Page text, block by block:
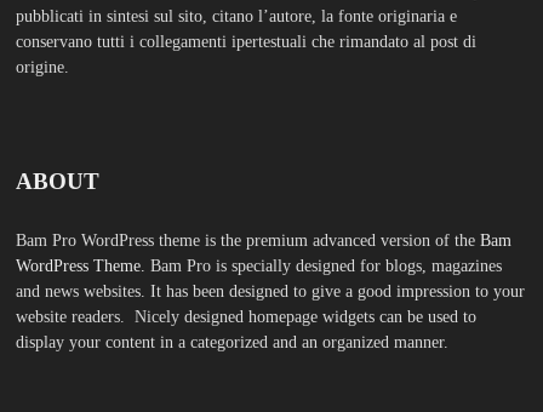
pubblicati in sintesi sul sito, citano l’autore, la fonte originaria e
conservano tutti i collegamenti ipertestuali che rimandato al post di
origine.
ABOUT
Bam Pro WordPress theme is the premium advanced version of the Bam
WordPress Theme. Bam Pro is specially designed for blogs, magazines
and news websites. It has been designed to give a good impression to your
website readers. Nicely designed homepage widgets can be used to
display your content in a categorized and an organized manner.